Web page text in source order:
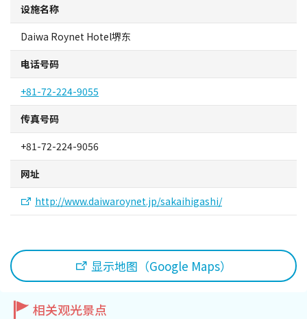
设施名称
Daiwa Roynet Hotel堺东
电话号码
+81-72-224-9055
传真号码
+81-72-224-9056
网址
http://www.daiwaroynet.jp/sakaihigashi/
显示地图（Google Maps）
相关观光景点